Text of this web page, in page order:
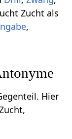
Zucht als
,
Hier